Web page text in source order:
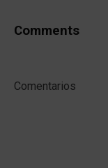
Comments
Comentarios